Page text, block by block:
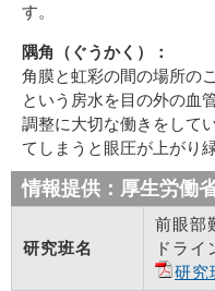
す。
隅角（ぐうかく）：
角膜と虹彩の間の場所の
という房水を目の外の血
調整に大切な働きをして
てしまうと眼圧が上がり
情報提供：厚生労働
研究班名
前眼部
ドラ
研究